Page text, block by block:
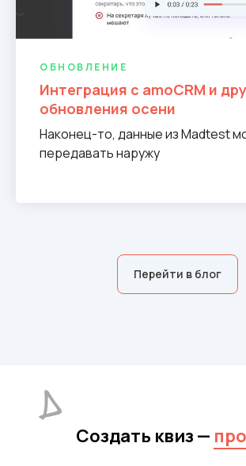
ОБНОВЛЕНИЕ
Интеграция с amoCRM и
обновления осени
Наконец-то, данные из Madtest
передавать наружу
Перейти в блог
Создать квиз —